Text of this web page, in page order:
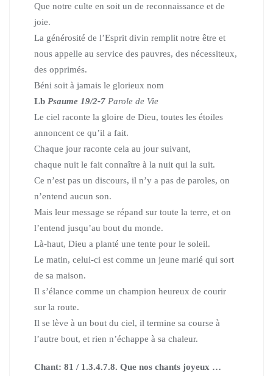
Que notre culte en soit un de reconnaissance et de
joie.
La générosité de l’Esprit divin remplit notre être et
nous appelle au service des pauvres, des nécessiteux,
des opprimés.
Béni soit à jamais le glorieux nom
Lb Psaume 19/2-7 Parole de Vie
Le ciel raconte la gloire de Dieu, toutes les étoiles
annoncent ce qu’il a fait.
Chaque jour raconte cela au jour suivant,
chaque nuit le fait connaître à la nuit qui la suit.
Ce n’est pas un discours, il n’y a pas de paroles, on
n’entend aucun son.
Mais leur message se répand sur toute la terre, et on
l’entend jusqu’au bout du monde.
Là-haut, Dieu a planté une tente pour le soleil.
Le matin, celui-ci est comme un jeune marié qui sort
de sa maison.
Il s’élance comme un champion heureux de courir
sur la route.
Il se lève à un bout du ciel, il termine sa course à
l’autre bout, et rien n’échappe à sa chaleur.
Chant: 81 / 1.3.4.7.8. Que nos chants joyeux …